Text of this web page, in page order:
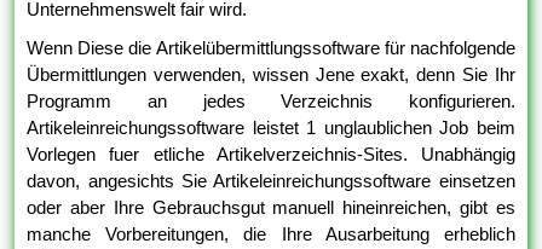
Unternehmenswelt fair wird.
Wenn Diese die Artikelübermittlungssoftware für nachfolgende
Übermittlungen verwenden, wissen Jene exakt, denn Sie Ihr
Programm an jedes Verzeichnis konfigurieren.
Artikeleinreichungssoftware leistet 1 unglaublichen Job beim
Vorlegen fuer etliche Artikelverzeichnis-Sites. Unabhängig
davon, angesichts Sie Artikeleinreichungssoftware einsetzen
oder aber Ihre Gebrauchsgut manuell hineinreichen, gibt es
manche Vorbereitungen, die Ihre Ausarbeitung erheblich